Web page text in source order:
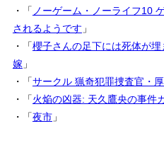
・「 ノーゲーム・ノーライフ10
されるようです 」
・「櫻子さんの足下には死体が
嫁」
・「サークル 猟奇犯罪捜査官・
・「火焔の凶器: 天久鷹央の事件
・「夜市」